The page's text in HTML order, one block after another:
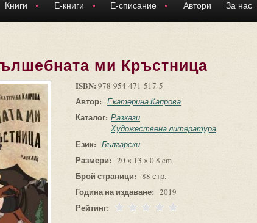
Книги Е-книги Е-списание Автори За нас
ми Кръстница
ISBN: 978-954-471-517-5
Автор: Екатерина Капрова
Каталог: Разкази
Художествена литература
Език: Български
Размери: 20 × 13 × 0.8 cm
Брой страници: 88 стр.
Година на издаване: 2019
Рейтинг: